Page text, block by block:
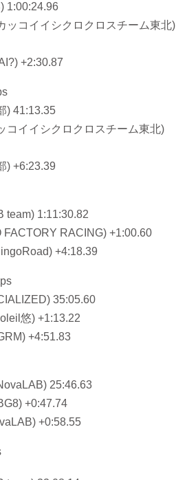
1:00:24.96
ッコイイシクロクロスチーム東北)
+2:30.87
) 41:13.35
コイイシクロクロスチーム東北)
) +6:23.39
team) 1:11:30.82
FACTORY RACING) +1:00.60
+4:18.39
35:05.60
悠) +1:13.22
+4:51.83
25:46.63
+0:47.74
+0:58.55